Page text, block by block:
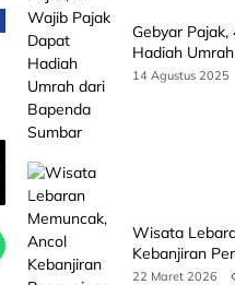
Gebyar
Hadiah
Sumbar
14 Agustus 2025
Wisata
Kebanjiran
Kedua
22 Maret 2026